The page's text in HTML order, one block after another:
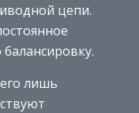
цепи.
лишь